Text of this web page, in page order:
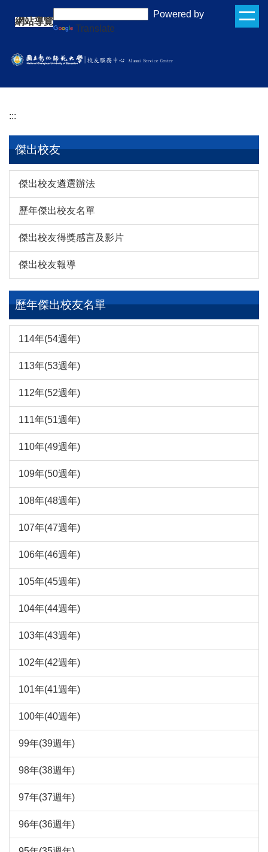
要
內
網站導覽
Powered by
Translate
:::
傑出校友
傑出校友遴選辦法
歷年傑出校友名單
傑出校友得獎感言及影片
傑出校友報導
歷年傑出校友名單
114年(54週年)
113年(53週年)
112年(52週年)
111年(51週年)
110年(49週年)
109年(50週年)
108年(48週年)
107年(47週年)
106年(46週年)
105年(45週年)
104年(44週年)
103年(43週年)
102年(42週年)
101年(41週年)
100年(40週年)
99年(39週年)
98年(38週年)
97年(37週年)
96年(36週年)